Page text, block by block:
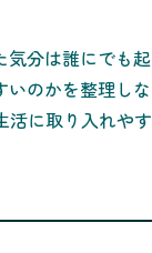
分は誰にでも
のかを整理し
に取り入れや